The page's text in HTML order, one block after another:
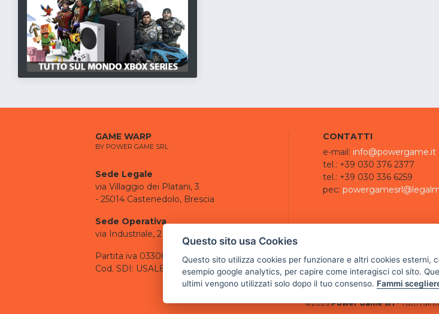
GAME WARP
BY POWER GAME SRL
Sede Legale
via Villaggio dei Platani, 3
- 25014 Castenedolo, Brescia
Sede Operativa
via Industriale, 2 - 25082 Botticino, BS
Partita iva 03308130982
Cod. SDI: USAL8PV
CONTATTI
e-mail: info@powergame.it
tel.: +39 030 376 2377
tel.: +39 030 336 6259
pec:
©2026 Power Game srl- Tutti i
Questo sito usa Cookies
Questo sito utilizza cookies per funzionare e altri cookies esterni,
esempio google analytics, per capire come interagisci col sito.
ultimi vengono utilizzati solo dopo il tuo consenso. Fammi